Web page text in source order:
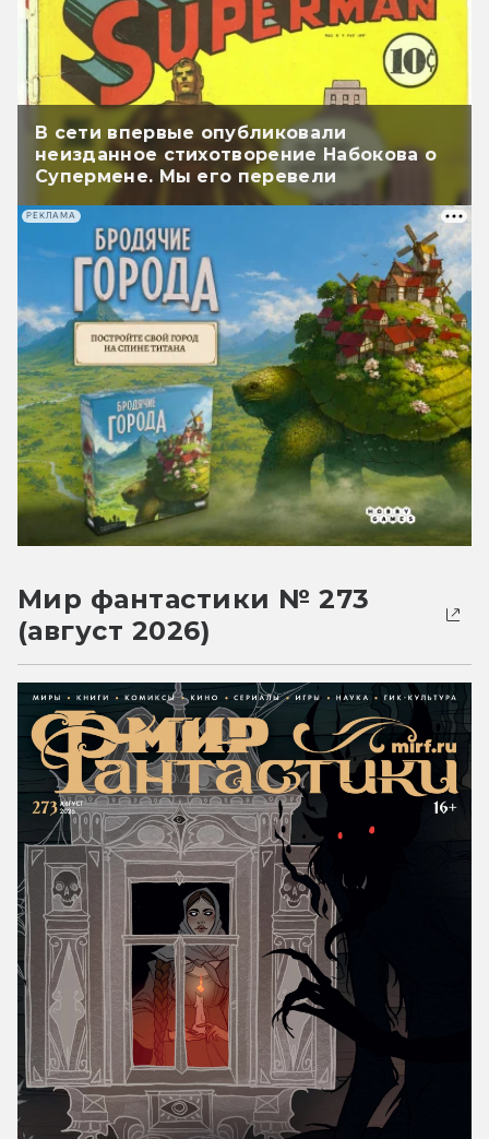
В сети впервые опубликовали
неизданное стихотворение Набокова о
Супермене. Мы его перевели
РЕКЛАМА
Мир фантастики № 273
(август 2026)